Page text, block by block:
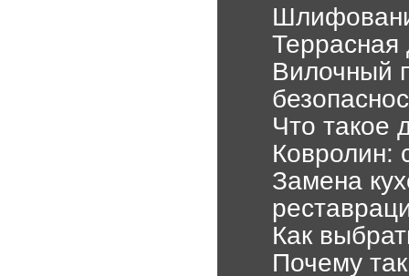
Вилочный
Что такое
Ковролин:
Замена
Как
Почему